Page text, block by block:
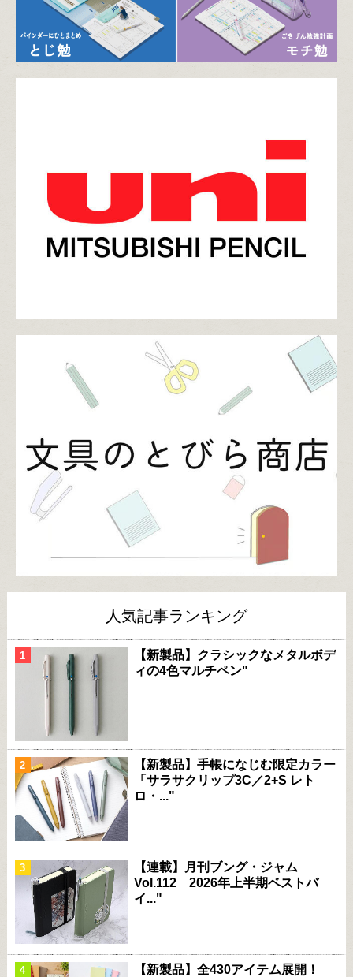
人気記事ランキング
【新製品】クラシックなメタルボデ
ィの4色マルチペン"
【新製品】手帳になじむ限定カラー
「サラサクリップ3C／2+S レト
ロ・..."
【連載】月刊ブング・ジャム
Vol.112 2026年上半期ベストバ
イ..."
【新製品】全430アイテム展開！